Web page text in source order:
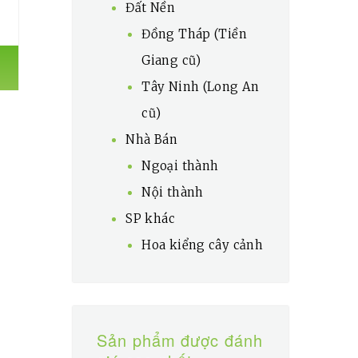
Đất Nền
Đồng Tháp (Tiền
Giang cũ)
Tây Ninh (Long An
cũ)
Nhà Bán
Ngoại thành
Nội thành
SP khác
Hoa kiểng cây cảnh
Sản phẩm được đánh